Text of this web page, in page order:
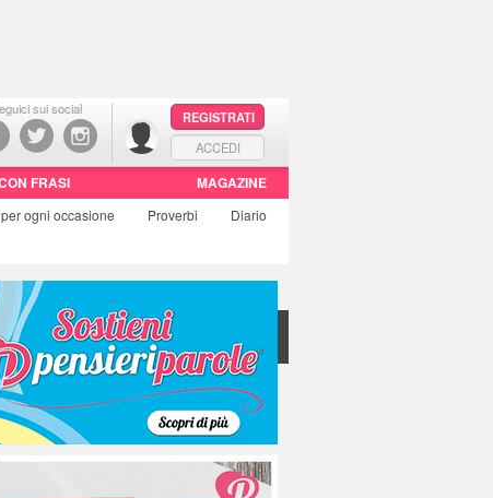
sui social
REGISTRATI
ACCEDI
FRASI
MAGAZINE
per ogni occasione Proverbi
Diario